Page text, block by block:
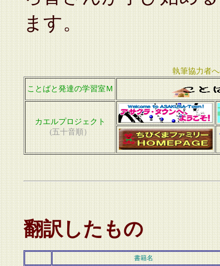
ます。
執筆協力者
ことばと発達の学習室Ｍ
カエルプロジェクト
(五十音順）
翻訳したもの
書籍名